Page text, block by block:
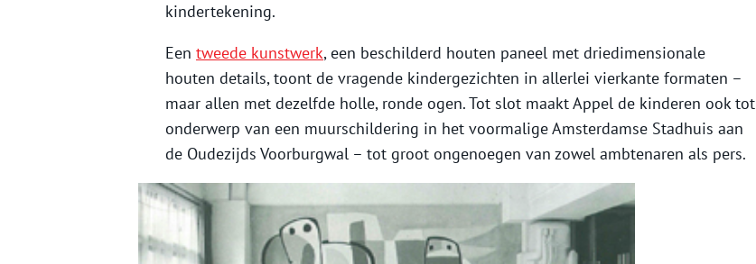
kindertekening.
Een tweede kunstwerk, een beschilderd houten paneel met driedimensionale
houten details, toont de vragende kindergezichten in allerlei vierkante formaten –
maar allen met dezelfde holle, ronde ogen. Tot slot maakt Appel de kinderen ook tot
onderwerp van een muurschildering in het voormalige Amsterdamse Stadhuis aan
de Oudezijds Voorburgwal – tot groot ongenoegen van zowel ambtenaren als pers.